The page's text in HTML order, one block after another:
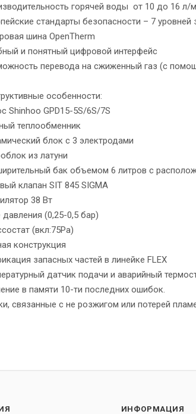
горячей воды от 10 до 16 л/
стандарты безопасности – 7
шина OpenTherm
и понятный цифровой интерфейс
перевода на сжиженный газ (с
особенности:
Shinhoo GPD15-5S/6S/7S
теплообменник
блок с 3 электродами
из латуни
бак объемом 6 литров с
клапан SIT 845 SIGMA
38 Вт
давления (0,25-0,5 бар)
(вкл:75Pa)
конструкция
запасных частей в линейке FLEX
датчик подачи и аварийный
в памяти 10-ти последних ошибок.
связанные с не розжигом или потерей
ИНФОРМАЦИЯ